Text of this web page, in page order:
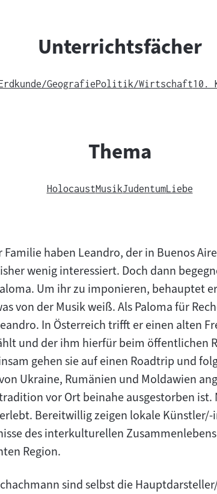
Unterrichtsfächer
GeografiePolitik/Wirtschaft10.
Thema
HolocaustMusikJudentumLiebe
haben Leandro, der in Buenos
wenig interessiert. Doch dann
Um ihr zu imponieren, behauptet
von der Musik weiß. Als Paloma für
In Österreich trifft er einen alten
und der ihm hierfür beim öffentlichen
gehen sie auf einen Roadtrip und
Ukraine, Rumänien und Moldawien
vor Ort beinahe ausgestorben
Bereitwillig zeigen lokale
des interkulturellen
Region.
sind selbst die